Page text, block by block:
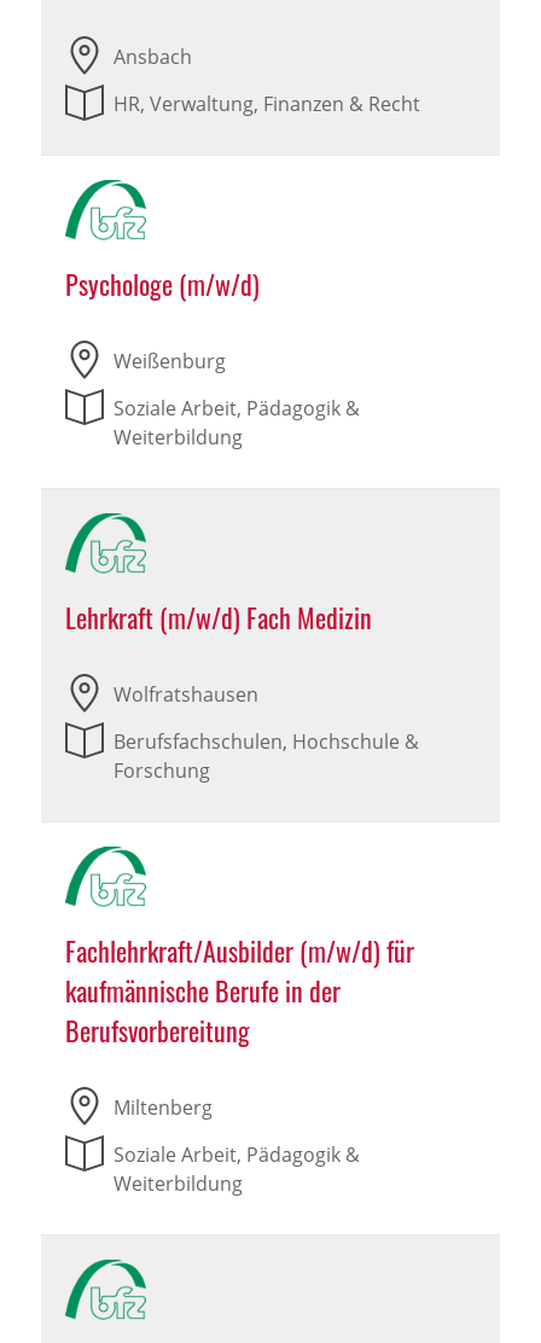
Ansbach
HR, Verwaltung, Finanzen & Recht
Psychologe (m/w/d)
Weißenburg
Soziale Arbeit, Pädagogik &
Weiterbildung
Lehrkraft (m/w/d) Fach Medizin
Wolfratshausen
Berufsfachschulen, Hochschule &
Forschung
Fachlehrkraft/Ausbilder (m/w/d) für
kaufmännische Berufe in der
Berufsvorbereitung
Miltenberg
Soziale Arbeit, Pädagogik &
Weiterbildung